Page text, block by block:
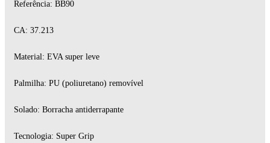
Referência: BB90
CA: 37.213
Material: EVA super leve
Palmilha: PU (poliuretano) removível
Solado: Borracha antiderrapante
Tecnologia: Super Grip